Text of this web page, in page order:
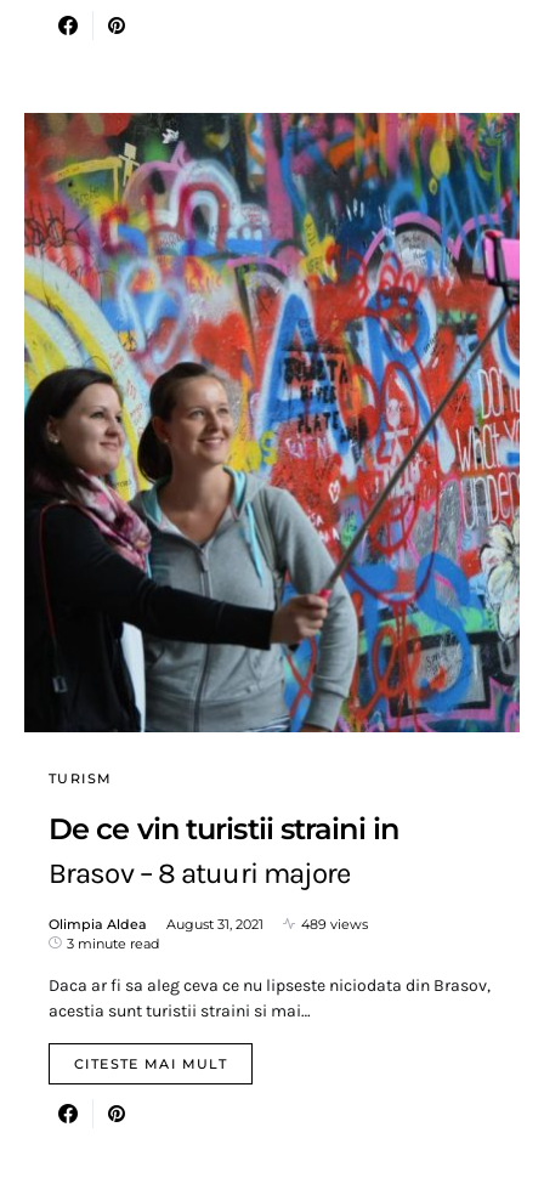
TURISM
De ce vin turistii straini in
Brasov – 8 atuuri majore
Olimpia Aldea August 31, 2021
489 views
3 minute read
Daca ar fi sa aleg ceva ce nu lipseste niciodata din Brasov,
acestia sunt turistii straini si mai…
CITESTE MAI MULT